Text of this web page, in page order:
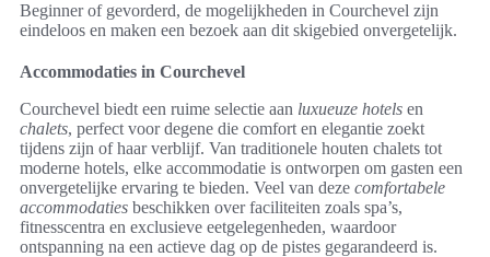
Beginner of gevorderd, de mogelijkheden in Courchevel zijn
eindeloos en maken een bezoek aan dit skigebied onvergetelijk.
Accommodaties in Courchevel
Courchevel biedt een ruime selectie aan luxueuze hotels en
chalets, perfect voor degene die comfort en elegantie zoekt
tijdens zijn of haar verblijf. Van traditionele houten chalets tot
moderne hotels, elke accommodatie is ontworpen om gasten een
onvergetelijke ervaring te bieden. Veel van deze comfortabele
accommodaties beschikken over faciliteiten zoals spa’s,
fitnesscentra en exclusieve eetgelegenheden, waardoor
ontspanning na een actieve dag op de pistes gegarandeerd is.